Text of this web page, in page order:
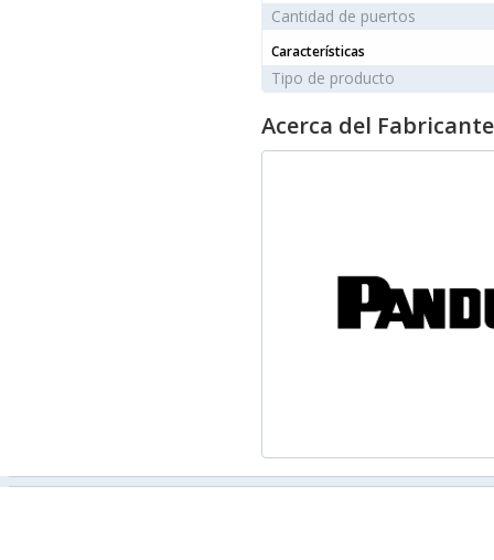
Cantidad de puertos
Características
Tipo de producto
Acerca del Fabricante